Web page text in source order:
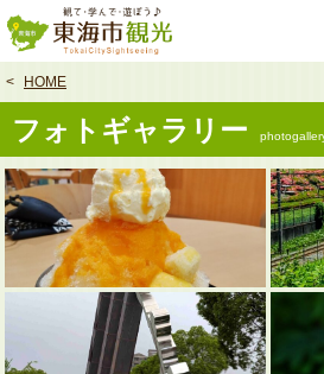
本
文
HOME
フォトギャラリー